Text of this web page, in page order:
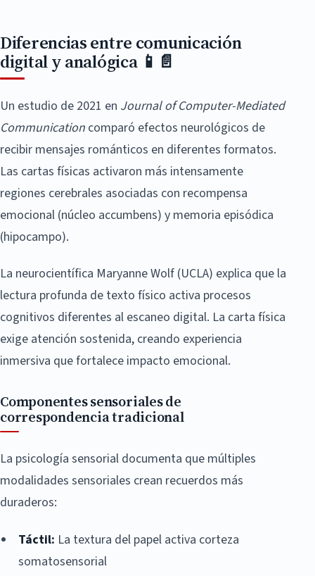
Diferencias entre comunicación
digital y analógica 📱📄
Un estudio de 2021 en Journal of Computer-Mediated
Communication comparó efectos neurológicos de
recibir mensajes románticos en diferentes formatos.
Las cartas físicas activaron más intensamente
regiones cerebrales asociadas con recompensa
emocional (núcleo accumbens) y memoria episódica
(hipocampo).
La neurocientífica Maryanne Wolf (UCLA) explica que la
lectura profunda de texto físico activa procesos
cognitivos diferentes al escaneo digital. La carta física
exige atención sostenida, creando experiencia
inmersiva que fortalece impacto emocional.
Componentes sensoriales de
correspondencia tradicional
La psicología sensorial documenta que múltiples
modalidades sensoriales crean recuerdos más
duraderos:
Táctil: La textura del papel activa corteza
somatosensorial